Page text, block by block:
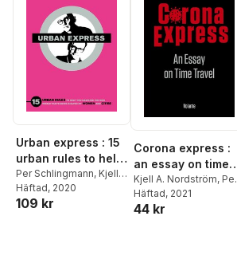
Urban express : 15
urban rules to help
you navigate the
new world that's
being shaped by
Per Schlingmann, Kjell
A. Nordström
Häftad, 2020
109 kr
Corona express :
an essay on time
travel
Kjell A. Nordström, Per
Schlingmann
Häftad, 2021
44 kr